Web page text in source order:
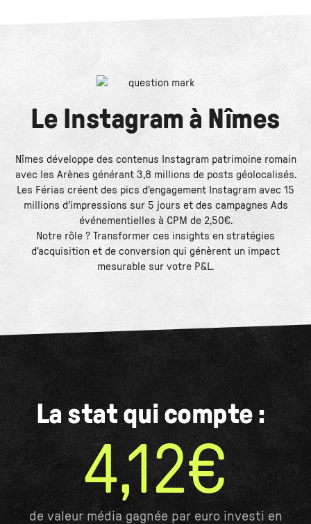
Le Instagram à Nîmes
Nîmes développe des contenus Instagram patrimoine romain
avec les Arènes générant 3,8 millions de posts géolocalisés.
Les Férias créent des pics d'engagement Instagram avec 15
millions d'impressions sur 5 jours et des campagnes Ads
événementielles à CPM de 2,50€.
Notre rôle ? Transformer ces insights en stratégies
d'acquisition et de conversion qui génèrent un impact
mesurable sur votre P&L.
La stat qui compte :
4,12€
de valeur média gagnée par euro investi en